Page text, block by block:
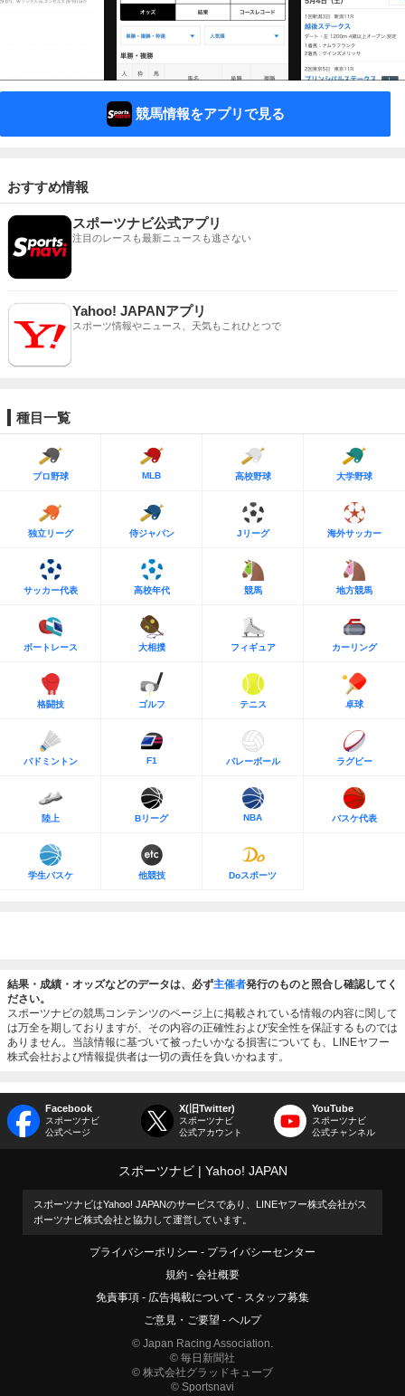
競馬情報をアプリで見る
おすすめ情報
スポーツナビ公式アプリ
注目のレースも最新ニュースも逃さない
Yahoo! JAPANアプリ
スポーツ情報やニュース、天気もこれひとつで
種目一覧
プロ野球 MLB 高校野球 大学野球
独立リーグ 侍ジャパン Jリーグ 海外サッカー
サッカー代表 高校年代 競馬 地方競馬
ボートレース 大相撲 フィギュア カーリング
格闘技 ゴルフ テニス 卓球
バドミントン F1 バレーボール ラグビー
陸上 Bリーグ NBA バスケ代表
学生バスケ 他競技 Doスポーツ
結果・成績・オッズなどのデータは、必ず主催者発行のものと照合し確認してく
ださい。
スポーツナビの競馬コンテンツのページ上に掲載されている情報の内容に関して
は万全を期しておりますが、その内容の正確性および安全性を保証するものでは
ありません。当該情報に基づいて被ったいかなる損害についても、LINEヤフー
株式会社および情報提供者は一切の責任を負いかねます。
Facebook
スポーツナビ
公式ページ
X(旧Twitter)
スポーツナビ
公式アカウント
YouTube
スポーツナビ
公式チャンネル
スポーツナビ Yahoo! JAPAN
スポーツナビはYahoo! JAPANのサービスであり、LINEヤフー株式会社がス
ポーツナビ株式会社と協力して運営しています。
プライバシーポリシー
プライバシーセンター
規約
会社概要
免責事項
広告掲載について
スタッフ募集
ご意見・ご要望
ヘルプ
© Japan Racing Association.
© 毎日新聞社
© 株式会社グラッドキューブ
© Sportsnavi